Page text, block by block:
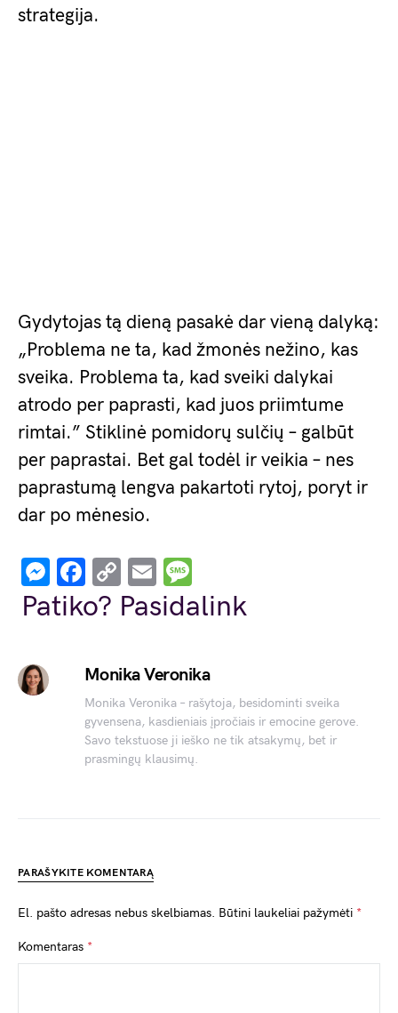
strategija.
Gydytojas tą dieną pasakė dar vieną dalyką:
„Problema ne ta, kad žmonės nežino, kas
sveika. Problema ta, kad sveiki dalykai
atrodo per paprasti, kad juos priimtume
rimtai.” Stiklinė pomidorų sulčių – galbūt
per paprastai. Bet gal todėl ir veikia – nes
paprastumą lengva pakartoti rytoj, poryt ir
dar po mėnesio.
Messenger
Facebook
Copy
Link
Email
Patiko? Pasidalink
Monika Veronika
Monika Veronika – rašytoja, besidominti sveika
gyvensena, kasdieniais įpročiais ir emocine gerove.
Savo tekstuose ji ieško ne tik atsakymų, bet ir
prasmingų klausimų.
PARAŠYKITE KOMENTARĄ
El. pašto adresas nebus skelbiamas. Būtini laukeliai pažymėti *
Komentaras *